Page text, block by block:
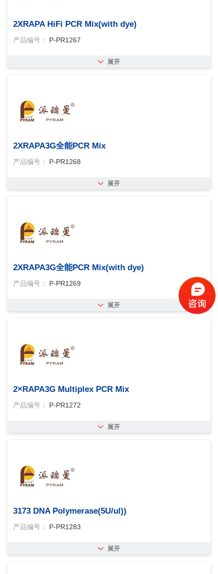
2XRAPA HiFi PCR Mix(with dye)
产品编号： P-PR1267
展开
2XRAPA3G全能PCR Mix
产品编号： P-PR1268
展开
2XRAPA3G全能PCR Mix(with dye)
产品编号： P-PR1269
展开
2×RAPA3G Multiplex PCR Mix
产品编号： P-PR1272
展开
3173 DNA Polymerase(5U/ul))
产品编号： P-PR1283
展开